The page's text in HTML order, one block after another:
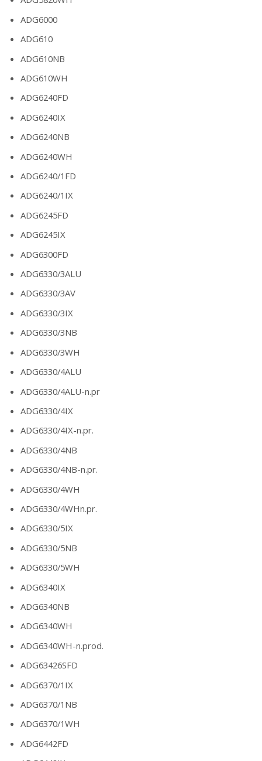
ADG6000
ADG610
ADG610NB
ADG610WH
ADG6240FD
ADG6240IX
ADG6240NB
ADG6240WH
ADG6240/1FD
ADG6240/1IX
ADG6245FD
ADG6245IX
ADG6300FD
ADG6330/3ALU
ADG6330/3AV
ADG6330/3IX
ADG6330/3NB
ADG6330/3WH
ADG6330/4ALU
ADG6330/4ALU-n.pr
ADG6330/4IX
ADG6330/4IX-n.pr.
ADG6330/4NB
ADG6330/4NB-n.pr.
ADG6330/4WH
ADG6330/4WHn.pr.
ADG6330/5IX
ADG6330/5NB
ADG6330/5WH
ADG6340IX
ADG6340NB
ADG6340WH
ADG6340WH-n.prod.
ADG63426SFD
ADG6370/1IX
ADG6370/1NB
ADG6370/1WH
ADG6442FD